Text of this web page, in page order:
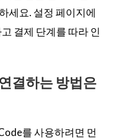
세요. 설정 페이지에
결제 단계를 따라 인
결하는 방법은
를 사용하려면 먼